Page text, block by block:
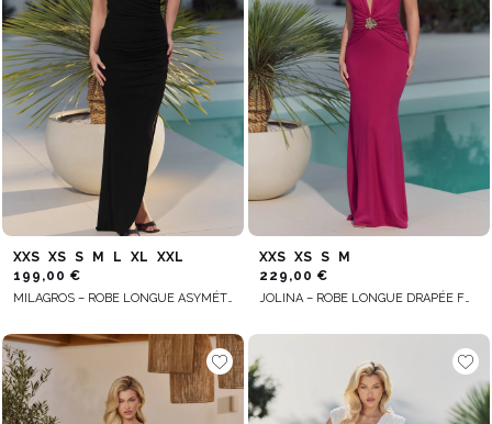
XXS XS S M L XL
XXL
199,00 €
MILAGROS – ROBE LONGUE ASYMÉTRIQUE NOIRE
XXS XS S
M
229,00 €
JOLINA – ROBE LONGUE DRAPÉE FUCHSIA